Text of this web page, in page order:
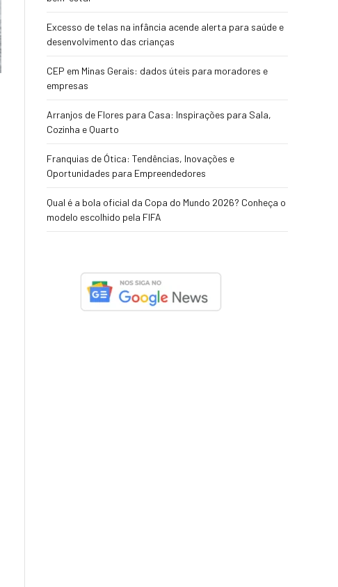
Excesso de telas na infância acende alerta para saúde e
desenvolvimento das crianças
CEP em Minas Gerais: dados úteis para moradores e
empresas
Arranjos de Flores para Casa: Inspirações para Sala,
Cozinha e Quarto
Franquias de Ótica: Tendências, Inovações e
Oportunidades para Empreendedores
Qual é a bola oficial da Copa do Mundo 2026? Conheça o
modelo escolhido pela FIFA